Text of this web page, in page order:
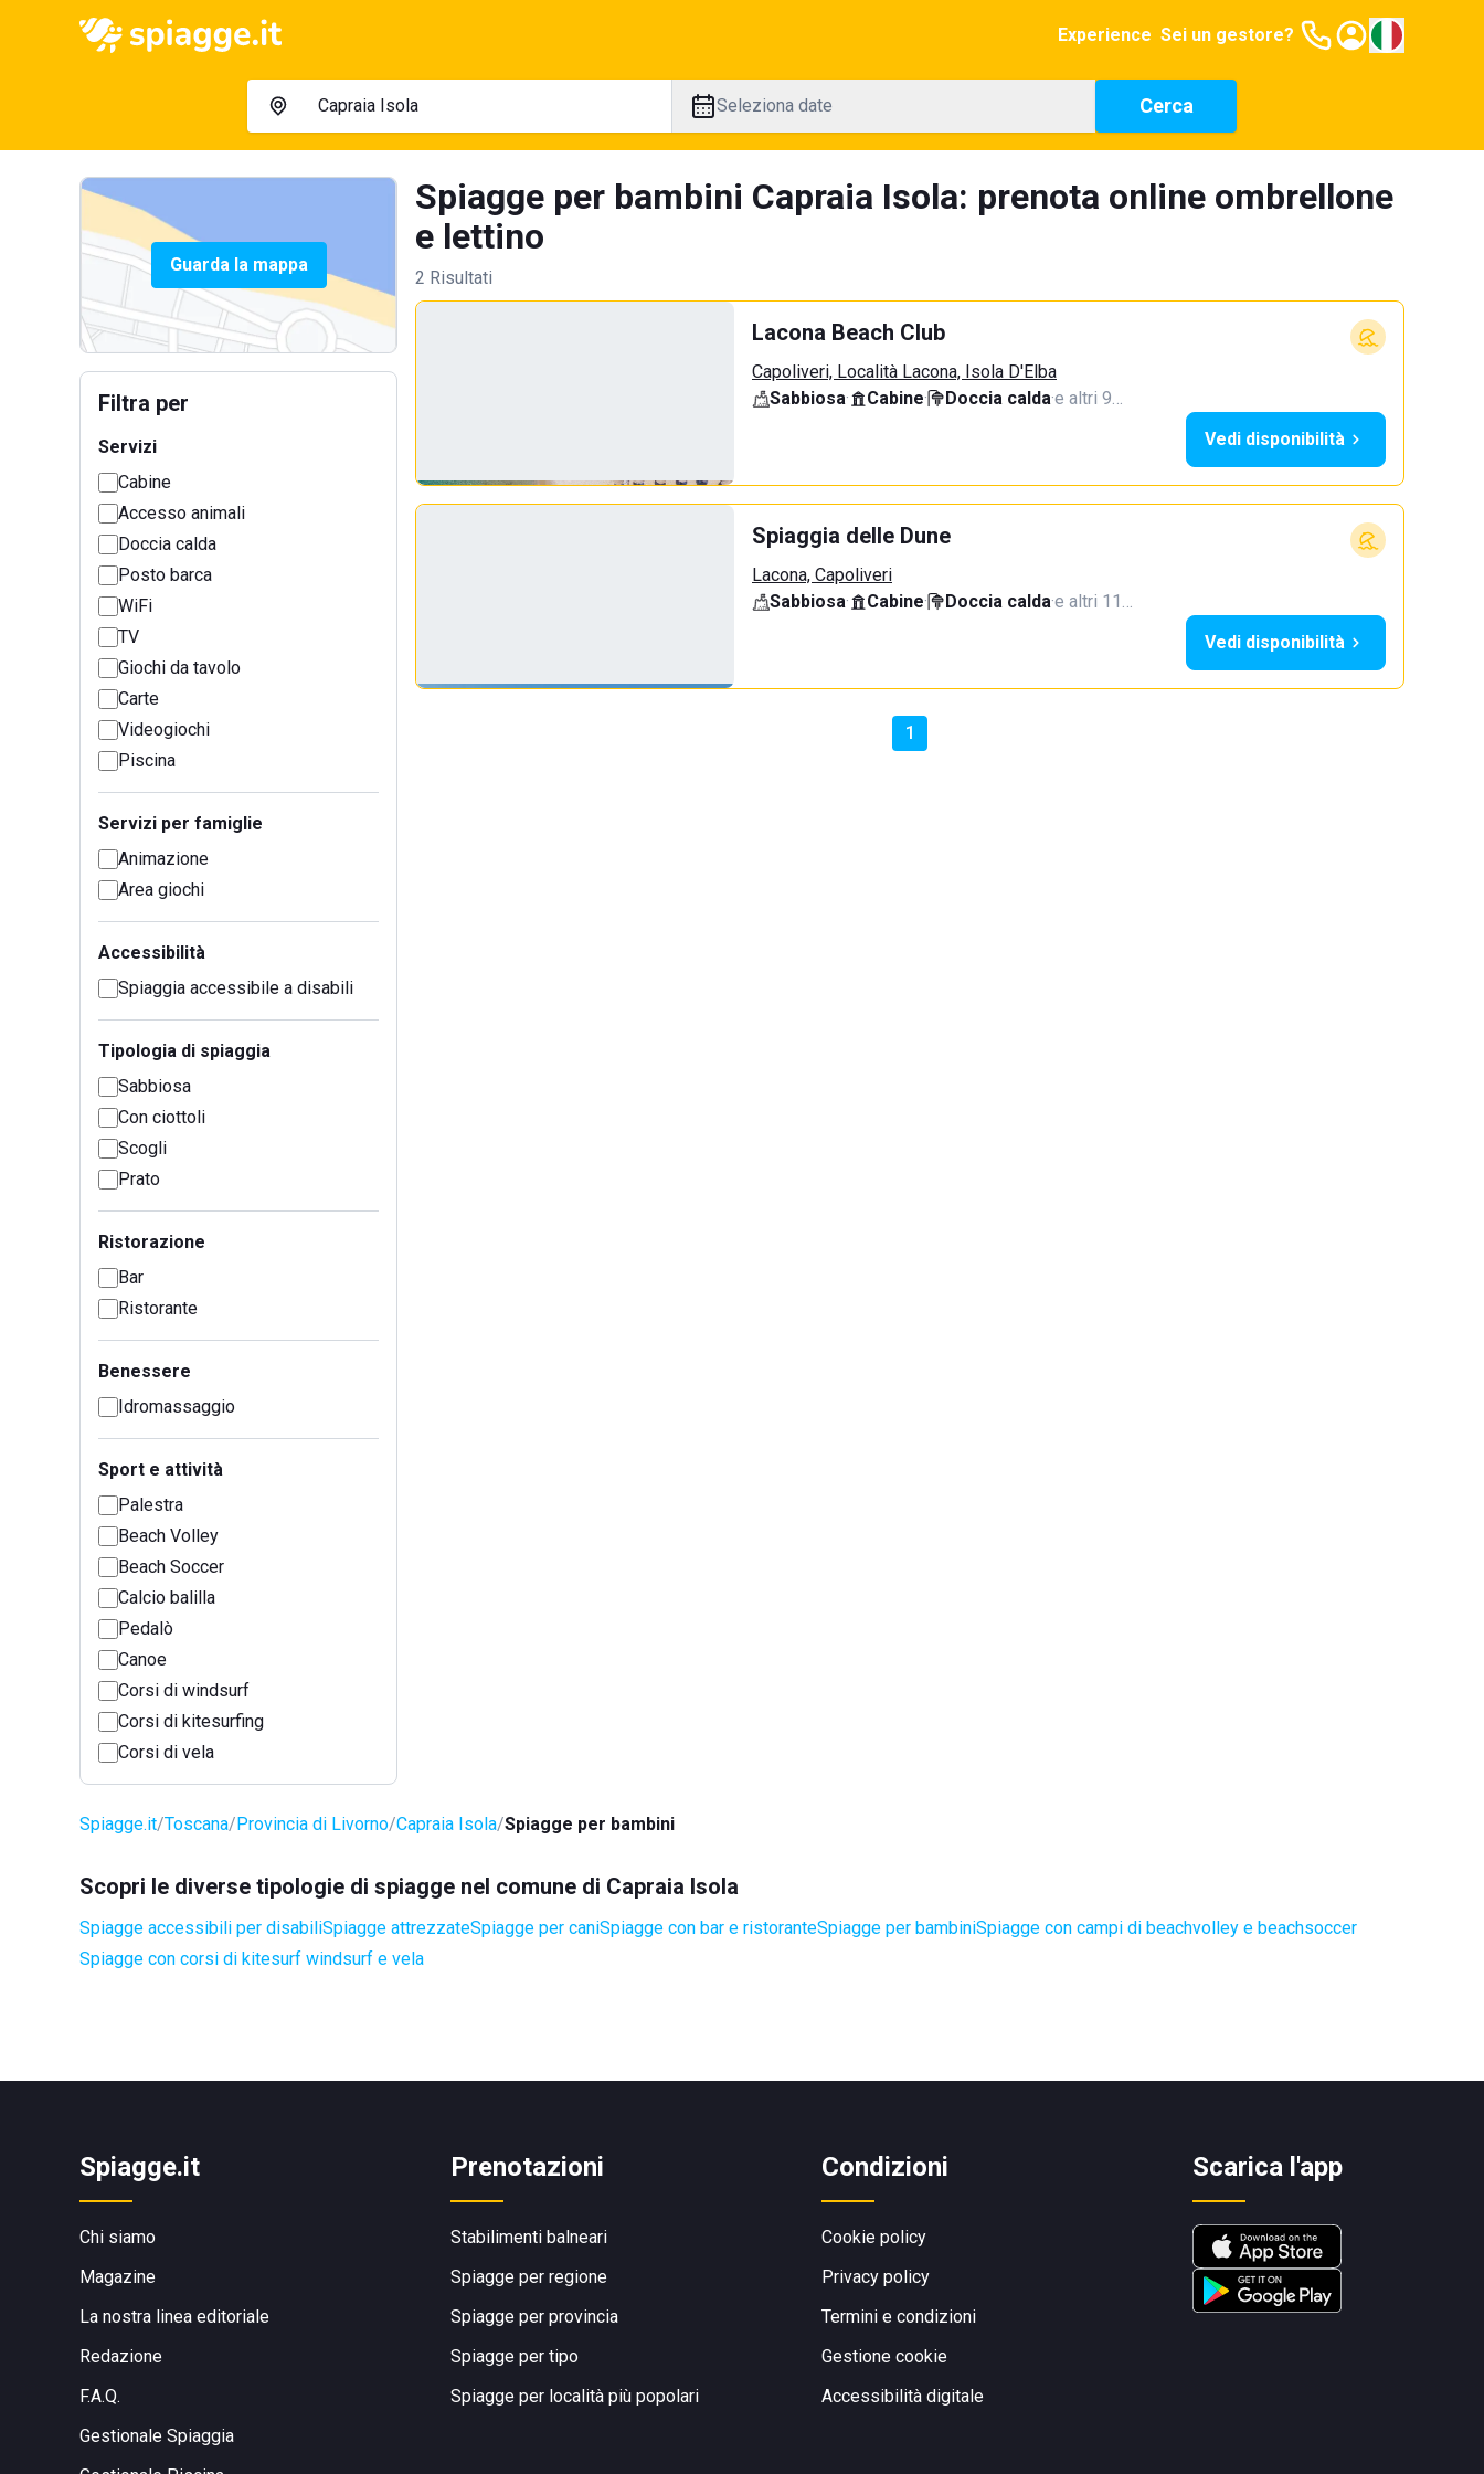
Experience Sei un gestore?
Seleziona date Cerca
Guarda la mappa
Filtra per
Servizi
Cabine
Accesso animali
Doccia calda
Posto barca
WiFi
TV
Giochi da tavolo
Carte
Videogiochi
Piscina
Servizi per famiglie
Animazione
Area giochi
Accessibilità
Spiaggia accessibile a disabili
Tipologia di spiaggia
Sabbiosa
Con ciottoli
Scogli
Prato
Ristorazione
Bar
Ristorante
Benessere
Idromassaggio
Sport e attività
Palestra
Beach Volley
Beach Soccer
Calcio balilla
Pedalò
Canoe
Corsi di windsurf
Corsi di kitesurfing
Corsi di vela
Spiagge per bambini Capraia Isola: prenota online ombrellone
e lettino
2 Risultati
Lacona Beach Club
Capoliveri, Località Lacona, Isola D'Elba
Sabbiosa· Cabine· Doccia calda·e altri 9…
Vedi disponibilità
Spiaggia delle Dune
Lacona, Capoliveri
Sabbiosa· Cabine· Doccia calda·e altri 11…
Vedi disponibilità
1
Spiagge.it Toscana Provincia di Livorno Capraia Isola Spiagge per bambini
Scopri le diverse tipologie di spiagge nel comune di Capraia Isola
Spiagge accessibili per disabiliSpiagge attrezzateSpiagge per caniSpiagge con bar e ristoranteSpiagge per bambiniSpiagge con campi di beachvolley e beachsoccer
Spiagge con corsi di kitesurf windsurf e vela
Spiagge.it
Chi siamo
Magazine
La nostra linea editoriale
Redazione
F.A.Q.
Gestionale Spiaggia
Prenotazioni
Stabilimenti balneari
Spiagge per regione
Spiagge per provincia
Spiagge per tipo
Spiagge per località più popolari
Condizioni
Cookie policy
Privacy policy
Termini e condizioni
Gestione cookie
Accessibilità digitale
Scarica l'app